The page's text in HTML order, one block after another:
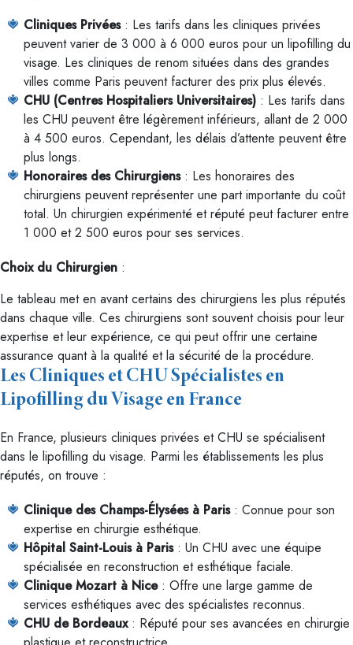
Cliniques Privées: Les tarifs dans les cliniques privées
peuvent varier de 3 000 à 6 000 euros pour un lipofilling du
visage. Les cliniques de renom situées dans des grandes
villes comme Paris peuvent facturer des prix plus élevés.
CHU (Centres Hospitaliers Universitaires) : Les tarifs dans
les CHU peuvent être légèrement inférieurs, allant de 2 000
à 4 500 euros. Cependant, les délais d’attente peuvent être
plus longs.
Honoraires des Chirurgiens: Les honoraires des
chirurgiens peuvent représenter une part importante du coût
total. Un chirurgien expérimenté et réputé peut facturer entre
1 000 et 2 500 euros pour ses services.
Choix du Chirurgien :
Le tableau met en avant certains des chirurgiens les plus réputés
dans chaque ville. Ces chirurgiens sont souvent choisis pour leur
expertise et leur expérience, ce qui peut offrir une certaine
assurance quant à la qualité et la sécurité de la procédure.
Les Cliniques et CHU Spécialistes en
Lipofilling du Visage en France
En France, plusieurs cliniques privées et CHU se spécialisent
dans le lipofilling du visage. Parmi les établissements les plus
réputés, on trouve :
Clinique des Champs-Élysées à Paris: Connue pour son
expertise en chirurgie esthétique.
Hôpital Saint-Louis à Paris: Un CHU avec une équipe
spécialisée en reconstruction et esthétique faciale.
Clinique Mozart à Nice: Offre une large gamme de
services esthétiques avec des spécialistes reconnus.
CHU de Bordeaux: Réputé pour ses avancées en chirurgie